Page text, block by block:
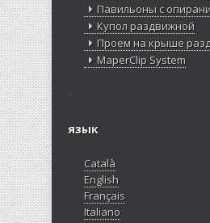
Павильоны с
Купол раздвижной
Проем на крыше
MaperClip System
язык
Català
English
Français
Italiano